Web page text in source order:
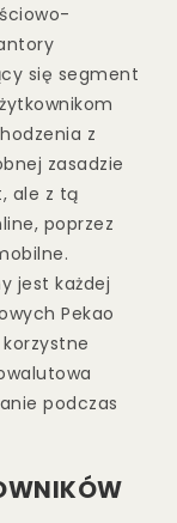
się segment
z
zasadzie
ale z tą
poprzez
jest każdej
Pekao
podczas